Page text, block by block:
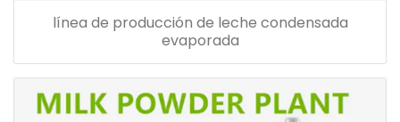
línea de producción de leche condensada
evaporada